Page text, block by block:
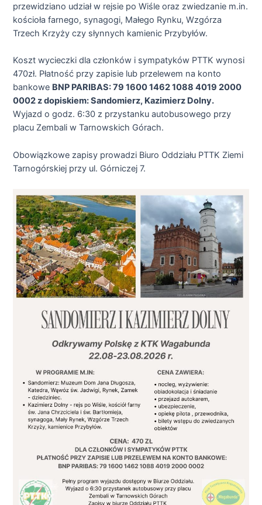
przewidziano udział w rejsie po Wiśle oraz zwiedzanie m.in.
kościoła farnego, synagogi, Małego Rynku, Wzgórza
Trzech Krzyży czy słynnych kamienic Przybyłów.
Koszt wycieczki dla członków i sympatyków PTTK wynosi
470zł. Płatność przy zapisie lub przelewem na konto
bankowe BNP PARIBAS: 79 1600 1462 1088 4019 2000
0002 z dopiskiem: Sandomierz, Kazimierz Dolny.
Wyjazd o godz. 6:30 z przystanku autobusowego przy
placu Zembali w Tarnowskich Górach.
Obowiązkowe zapisy prowadzi Biuro Oddziału PTTK Ziemi
Tarnogórskiej przy ul. Górniczej 7.